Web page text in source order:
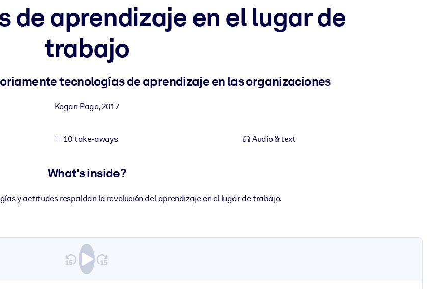
de aprendizaje en el lugar de
trabajo
tecnologías de aprendizaje en las organizaciones
Kogan Page,2017
10 take-aways Audio & text
What's inside?
y actitudes respaldan la revolución del aprendizaje en el lugar de trabajo.